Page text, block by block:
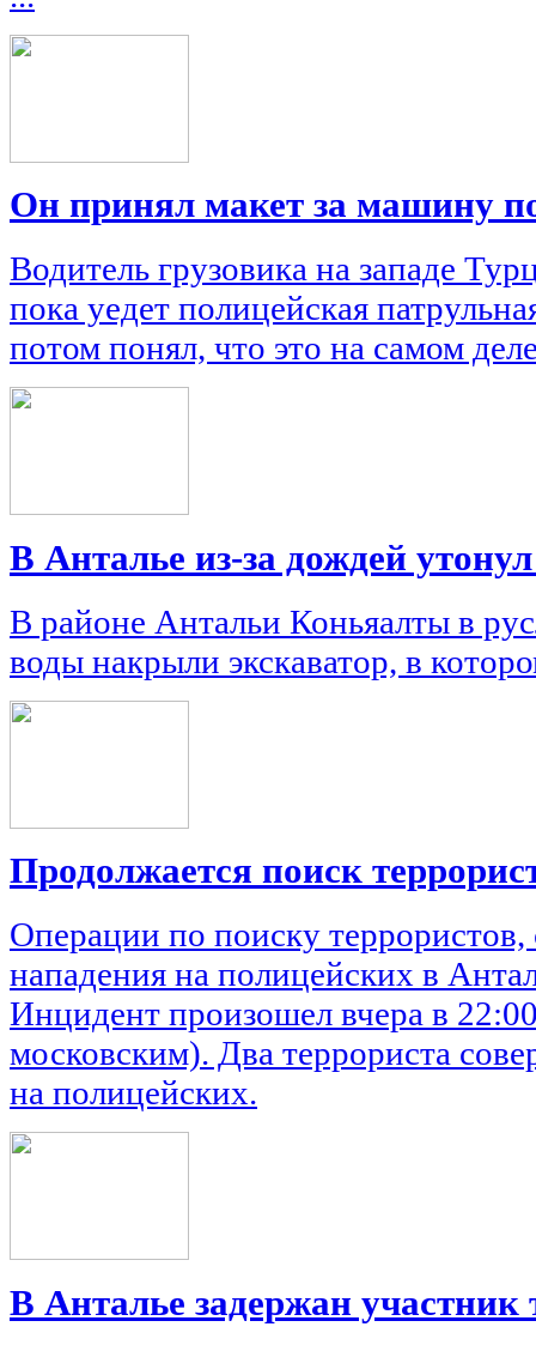
Он принял макет за машину
Водитель грузовика на западе
пока уедет полицейская
потом понял, что это на самом
В Анталье из-за дождей
В районе Антальи Коньяалты в
воды накрыли экскаватор, в
Продолжается поиск
Операции по поиску
нападения на полицейских в
Инцидент произошел вчера в
московским). Два террориста
на полицейских.
В Анталье задержан участник